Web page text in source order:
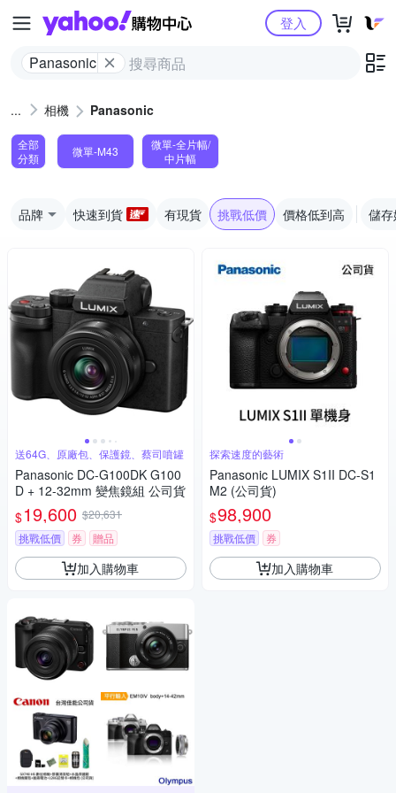
Yahoo購物中心
Panasonic
登入
相機 Panasonic
全部
分類
微單-M43
微單-全片幅/
中片幅
品牌 快速到貨 有現貨 挑戰低價 價格低到高 儲
送64G、原廠包、保護鏡、蔡司噴罐
Panasonic DC-G100DK G100
D + 12-32mm 變焦鏡組 公司貨
$19,600 $20,631
挑戰低價
券 贈品
加入購物車
探索速度的藝術
Panasonic LUMIX S1II DC-S1
M2 (公司貨)
$98,900
挑戰低價 券
加入購物車